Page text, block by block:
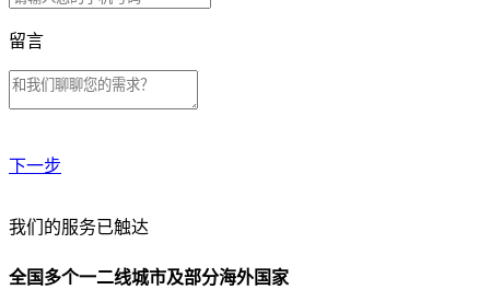
留言
下一步
贵公司预算范围是？
我们的服务已触达
全国多个一二线城市及部分海外国家